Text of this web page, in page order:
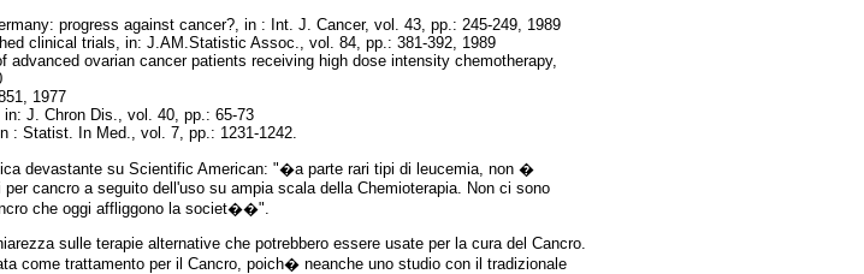
progress against cancer?, in : Int. J. Cancer, vol. 43, pp.: 245-249, 1989
clinical trials, in: J.AM.Statistic Assoc., vol. 84, pp.: 381-392, 1989
ovarian cancer patients receiving high dose intensity chemotherapy,
1977
J. Chron Dis., vol. 40, pp.: 65-73
: Statist. In Med., vol. 7, pp.: 1231-1242.
devastante su Scientific American: "�a parte rari tipi di leucemia, non �
cancro a seguito dell'uso su ampia scala della Chemioterapia. Non ci sono
che oggi affliggono la societ��".
sulle terapie alternative che potrebbero essere usate per la cura del Cancro.
come trattamento per il Cancro, poich� neanche uno studio con il tradizionale